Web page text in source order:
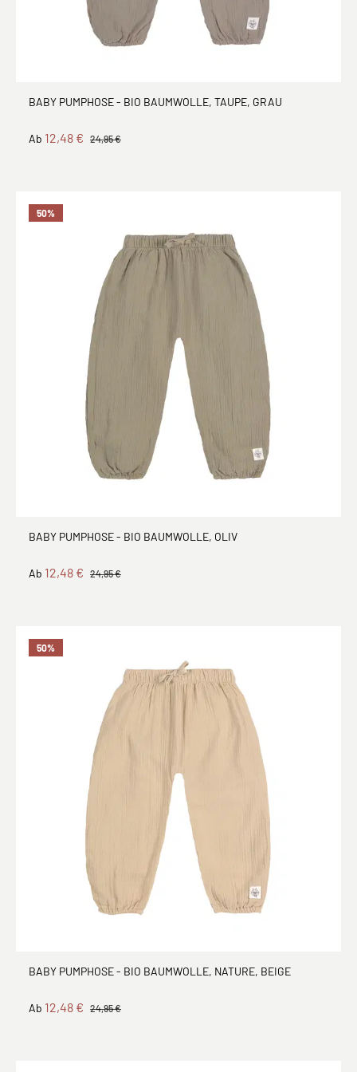
BABY PUMPHOSE - BIO BAUMWOLLE, TAUPE, GRAU
Ab 12,48 € 24,95 €
50%
BABY PUMPHOSE - BIO BAUMWOLLE, OLIV
Ab 12,48 € 24,95 €
50%
BABY PUMPHOSE - BIO BAUMWOLLE, NATURE, BEIGE
Ab 12,48 € 24,95 €